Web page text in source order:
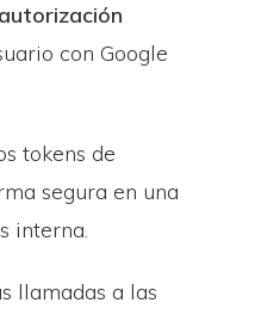
autorización
con Google
tokens de
segura en una
interna.
llamadas a las